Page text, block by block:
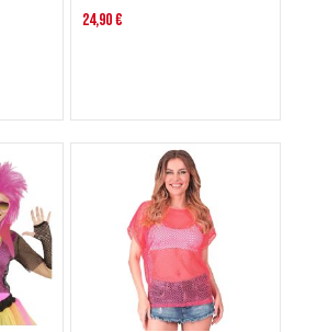
24,90 €